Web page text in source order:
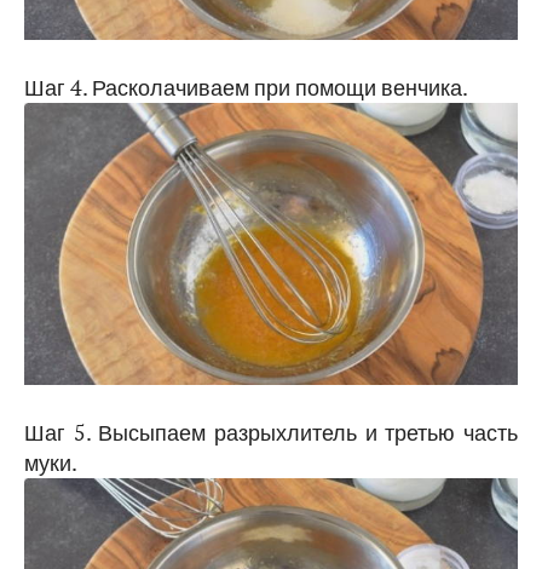
Шаг 4. Расколачиваем при помощи венчика.
Шаг 5. Высыпаем разрыхлитель и третью часть
муки.